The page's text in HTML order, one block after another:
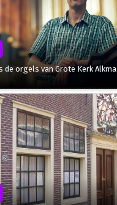
de orgels van Grote Kerk